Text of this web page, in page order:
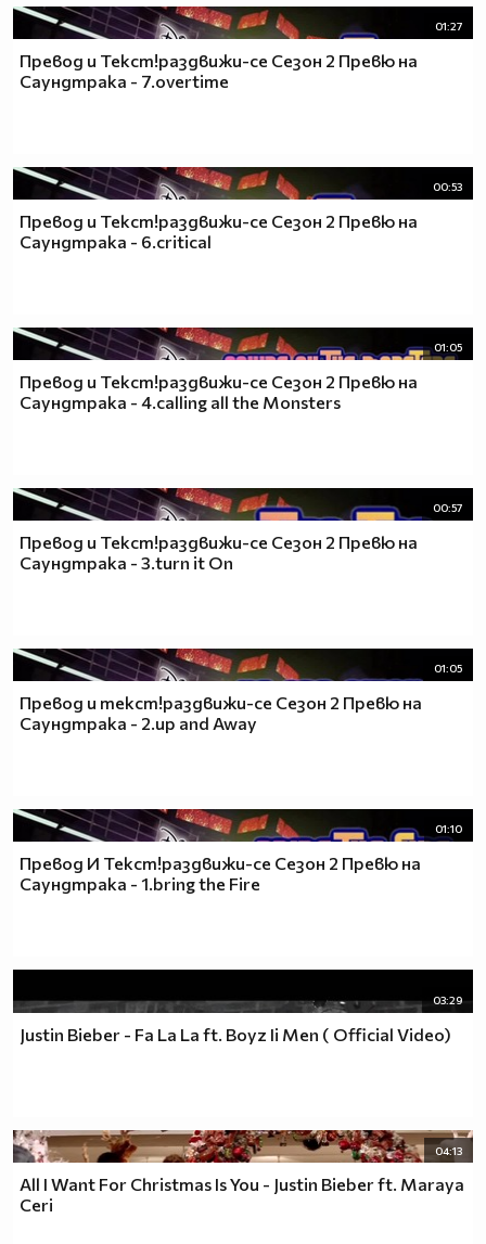
01:27
Превод и Текст!раздвижи-се Сезон 2 Превю на
Саундтрака - 7.overtime
00:53
Превод и Текст!раздвижи-се Сезон 2 Превю на
Саундтрака - 6.critical
01:05
Превод и Текст!раздвижи-се Сезон 2 Превю на
Саундтрака - 4.calling all the Monsters
00:57
Превод и Текст!раздвижи-се Сезон 2 Превю на
Саундтрака - 3.turn it On
01:05
Превод и текст!раздвижи-се Сезон 2 Превю на
Саундтрака - 2.up and Away
01:10
Превод И Текст!раздвижи-се Сезон 2 Превю на
Саундтрака - 1.bring the Fire
03:29
Justin Bieber - Fa La La ft. Boyz Ii Men ( Official Video)
04:13
All I Want For Christmas Is You - Justin Bieber ft. Maraya
Ceri